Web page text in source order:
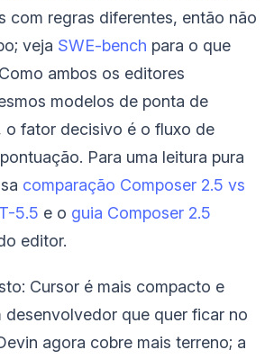
com regras diferentes, então não
veja SWE-bench para o que
ambos os editores
modelos de ponta de
o fator decisivo é o fluxo de
Para uma leitura pura
comparação Composer 2.5 vs
5.5 e o guia Composer 2.5
editor.
Cursor é mais compacto e
desenvolvedor que quer ficar no
agora cobre mais terreno; a